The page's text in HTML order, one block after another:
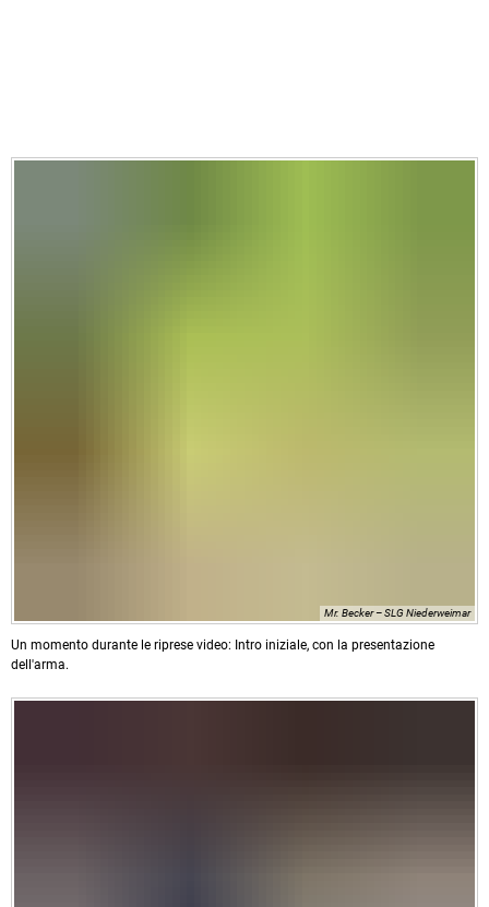
Mr. Becker – SLG Niederweimar
Un momento durante le riprese video: Intro iniziale, con la presentazione
dell'arma.